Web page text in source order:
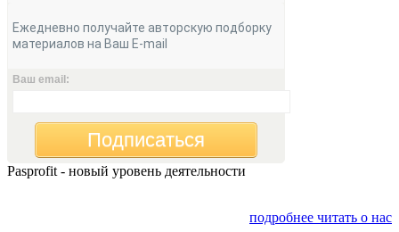
Ежедневно получайте авторскую подборку
материалов на Ваш E-mail
Ваш email:
Подписаться
Pasprofit - новый уровень деятельности
подробнее читать о нас